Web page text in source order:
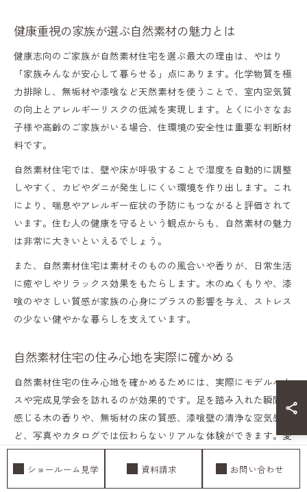
健康重視の家族が選ぶ自然素材の魅力とは
健康志向のご家族が自然素材住宅を選ぶ最大の理由は、やはり
「家族みんなが安心して暮らせる」点にあります。化学物質を極
力排除し、無垢材や漆喰など天然素材を使うことで、室内空気質
の向上とアレルギーリスクの低減を実現します。とくに小さなお
子様や高齢のご家族がいる場合、住環境の安全性は重要な判断材
料です。
自然素材住宅では、壁や床が呼吸することで湿度を自動的に調整
しやすく、カビやダニが発生しにくい環境を作り出します。これ
により、喘息やアレルギー症状の予防にもつながると評価されて
います。住む人の健康を守るという観点からも、自然素材の魅力
は非常に大きいといえるでしょう。
また、自然素材住宅は素材そのものの風合いや香りが、日常生活
に癒やしやリラックス効果をもたらします。木のぬくもりや、漆
喰のやさしい質感が家族の心身にプラスの影響を与え、ストレス
の少ない健やかな暮らしを支えています。
自然素材住宅の住み心地を実際に確かめる
自然素材住宅の住み心地を確かめるためには、実際にモデルハウ
スや完成見学会を訪れるのが効果的です。足を踏み入れた瞬間に
感じる木の香りや、無垢材の床の質感、漆喰壁の清浄な空気感な
ど、写真やカタログでは伝わらないリアルな体験ができます。愛
知県一宮市でも、自然素材を活かした住宅の見学会が定期的に開
催されています。
ショールーム見学 資料請求 お問い合わせ